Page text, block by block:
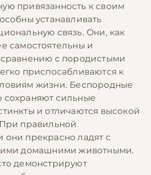
привязанность к своим
устанавливать
связь. Они, как
самостоятельны и
с породистыми
приспосабливаются к
жизни. Беспородные
сильные
и отличаются высокой
правильной
они прекрасно ладят с
домашними животными.
демонстрируют